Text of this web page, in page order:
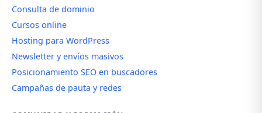
Consulta de dominio
Cursos online
Hosting para WordPress
Newsletter y envíos masivos
Posicionamiento SEO en buscadores
Campañas de pauta y redes